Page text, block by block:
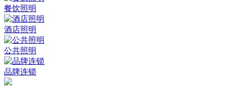
餐饮照明
酒店照明
公共照明
品牌连锁